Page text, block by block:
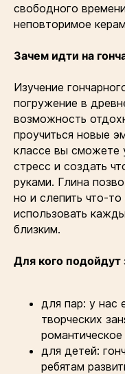
свободного
неповторимое
Зачем идти на
Изучение
погружение в
возможность
проучиться новые
классе вы сможете
стресс и создать
руками. Глина
но и слепить что-
использовать
близким.
Для кого подойдут
для пар: у нас
творческих
для детей:
ребятам